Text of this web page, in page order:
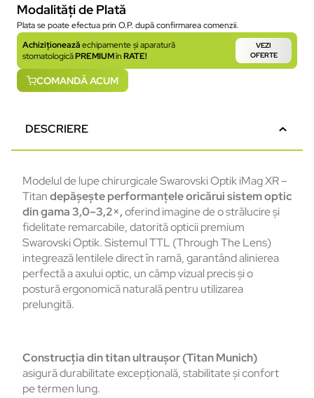
Modalități de Plată
Plata se poate efectua prin O.P. după confirmarea comenzii.
Achiziționeazăechipamente și aparatură
stomatologicăPREMIUMînRATE!
VEZI
OFERTE
COMANDĂ ACUM
DESCRIERE
Modelul de lupe chirurgicale Swarovski Optik iMag XR –
Titandepășește performanțele oricărui sistem optic
din gama 3,0–3,2×,oferind imagine de o strălucire și
fidelitate remarcabile, datorită opticii premium
Swarovski Optik. Sistemul TTL (Through The Lens)
integrează lentilele direct în ramă, garantând alinierea
perfectă a axului optic, un câmp vizual precis și o
postură ergonomică naturală pentru utilizarea
prelungită.
Construcția din titan ultraușor (Titan Munich)
asigură durabilitate excepțională, stabilitate și confort
pe termen lung.